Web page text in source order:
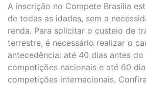
A inscrição no Compete Brasília
de todas as idades, sem a
renda. Para solicitar o custeio de
terrestre, é necessário realizar o
antecedência: até 40 dias antes
competições nacionais e até 60
competições internacionais.